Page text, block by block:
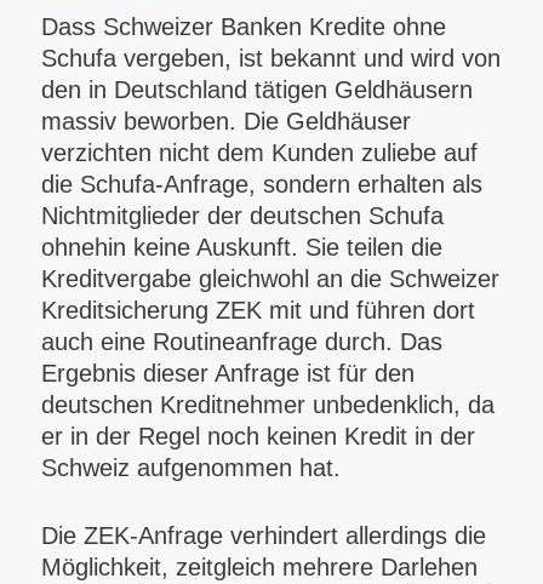
Dass Schweizer Banken Kredite ohne
Schufa vergeben, ist bekannt und wird von
den in Deutschland tätigen Geldhäusern
massiv beworben. Die Geldhäuser
verzichten nicht dem Kunden zuliebe auf
die Schufa-Anfrage, sondern erhalten als
Nichtmitglieder der deutschen Schufa
ohnehin keine Auskunft. Sie teilen die
Kreditvergabe gleichwohl an die Schweizer
Kreditsicherung ZEK mit und führen dort
auch eine Routineanfrage durch. Das
Ergebnis dieser Anfrage ist für den
deutschen Kreditnehmer unbedenklich, da
er in der Regel noch keinen Kredit in der
Schweiz aufgenommen hat.
Die ZEK-Anfrage verhindert allerdings die
Möglichkeit, zeitgleich mehrere Darlehen